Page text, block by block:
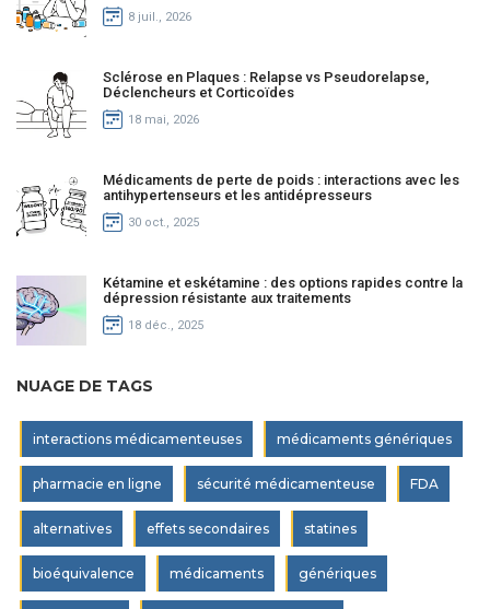
8 juil., 2026
Sclérose en Plaques : Relapse vs Pseudorelapse,
Déclencheurs et Corticoïdes
18 mai, 2026
Médicaments de perte de poids : interactions avec les
antihypertenseurs et les antidépresseurs
30 oct., 2025
Kétamine et eskétamine : des options rapides contre la
dépression résistante aux traitements
18 déc., 2025
NUAGE DE TAGS
interactions médicamenteuses médicaments génériques
pharmacie en ligne sécurité médicamenteuse FDA
alternatives effets secondaires statines
bioéquivalence médicaments génériques